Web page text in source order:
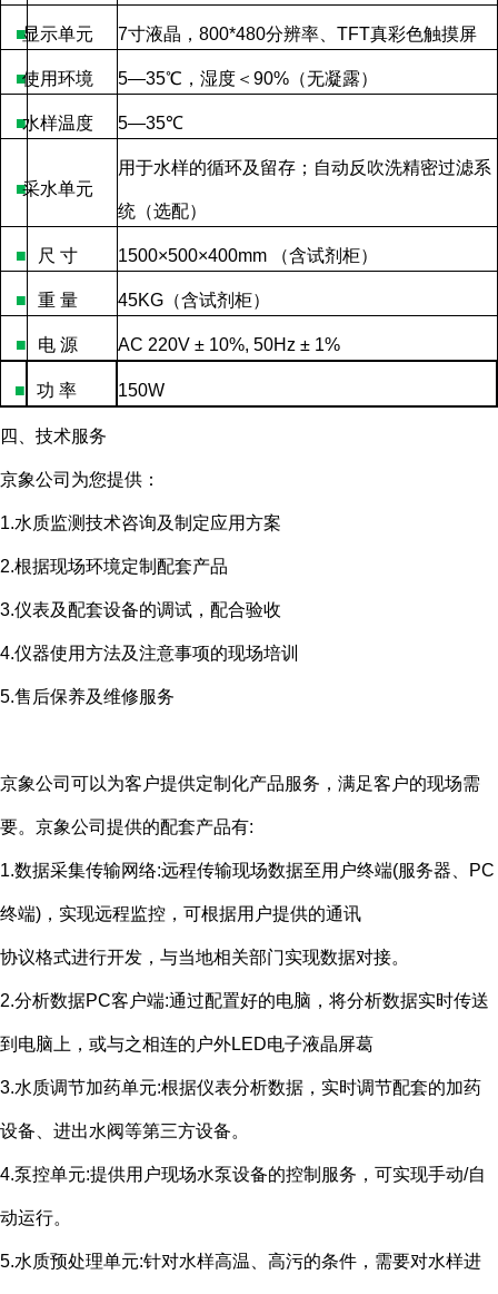
■显示单元 7寸液晶， 800*480分辨率、 TFT真彩色触摸屏
■使用环境 5—35℃，湿度＜ 90% （无凝露）
■水样温度 5—35℃
■采水单元
用于水样的循环及留存；自动反吹洗精密过滤系
统（选配）
■ 尺 寸 1500×500×400mm （含试剂柜）
■ 重 量 45KG （含试剂柜）
■ 电 源 AC 220V ± 10%, 50Hz ± 1%
■ 功 率 150W
四、技术服务
京象公司为您提供：
1.水质监测技术咨询及制定应用方案
2.根据现场环境定制配套产品
3.仪表及配套设备的调试，配合验收
4.仪器使用方法及注意事项的现场培训
5.售后保养及维修服务
京象公司可以为客户提供定制化产品服务，满足客户的现场需
要。京象公司提供的配套产品有:
1.数据采集传输网络:远程传输现场数据至用户终端(服务器、 PC
终端) ，实现远程监控，可根据用户提供的通讯
协议格式进行开发，与当地相关部门实现数据对接。
2.分析数据PC客户端:通过配置好的电脑，将分析数据实时传送
到电脑上，或与之相连的户外LED电子液晶屏葛
3.水质调节加药单元:根据仪表分析数据，实时调节配套的加药
设备、进出水阀等第三方设备。
4.泵控单元:提供用户现场水泵设备的控制服务，可实现手动/自
动运行。
5.水质预处理单元:针对水样高温、高污的条件，需要对水样进